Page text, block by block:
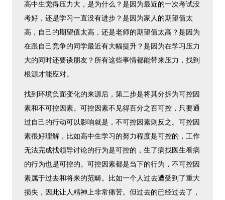
高中生觉得压力大，是为什么？是因为最近的一次考试没
考好，还是学习一直没有进步？是因为家人的期望值太
高，自己的期望值太高，还是老师的期望值太高？是因为
在跟自己竞争的同学最近有大幅提升？是因为在学习压力
大的同时还要谈朋友？所有这些事情都能带来压力，找到
根源才能应对。
找到环境负面变化的来源后，第二步是将其分拆为可控因
素和不可控因素。可控因素不见得百分之百可控，只要通
过自己的行动可以影响就是，不可控因素则反之。可控因
素很好理解，比如高中生学习的努力程度是可控的，工作
无法完成找领导讨论的行为是可控的，生了病找医生看病
的行为也是可控的。可控因素都是当下的行为，不可控因
素属于过去和将来的范畴。比如一个人过去遭受到了重大
损失，因此让人精神上非常痛苦。但过去的已经过去了，